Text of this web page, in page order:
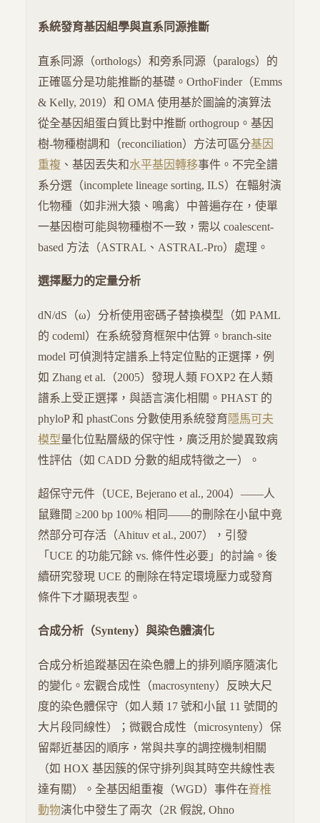
系統發育基因組學與直系同源推斷
直系同源（orthologs）和旁系同源（paralogs）的
正確區分是功能推斷的基礎。OrthoFinder（Emms
& Kelly, 2019）和 OMA 使用基於圖論的演算法
從全基因組蛋白質比對中推斷 orthogroup。基因
樹-物種樹調和（reconciliation）方法可區分基因
重複 、基因丟失和水平基因轉移事件。不完全譜
系分選（incomplete lineage sorting, ILS）在輻射演
化物種（如非洲大猿、鳴禽）中普遍存在，使單
一基因樹可能與物種樹不一致，需以 coalescent-
based 方法（ASTRAL、ASTRAL-Pro）處理。
選擇壓力的定量分析
dN/dS（ω）分析使用密碼子替換模型（如 PAML
的 codeml）在系統發育框架中估算。branch-site
model 可偵測特定譜系上特定位點的正選擇，例
如 Zhang et al.（2005）發現人類 FOXP2 在人類
譜系上受正選擇，與語言演化相關。PHAST 的
phyloP 和 phastCons 分數使用系統發育 隱馬可夫
模型量化位點層級的保守性，廣泛用於變異致病
性評估（如 CADD 分數的組成特徵之一）。
超保守元件（UCE, Bejerano et al., 2004）——人
鼠雞間 ≥200 bp 100% 相同——的刪除在小鼠中竟
然部分可存活（Ahituv et al., 2007），引發
「UCE 的功能冗餘 vs. 條件性必要」的討論。後
續研究發現 UCE 的刪除在特定環境壓力或發育
條件下才顯現表型。
合成分析（Synteny）與染色體演化
合成分析追蹤基因在染色體上的排列順序隨演化
的變化。宏觀合成性（macrosynteny）反映大尺
度的染色體保守（如人類 17 號和小鼠 11 號間的
大片段同線性）；微觀合成性（microsynteny）保
留鄰近基因的順序，常與共享的調控機制相關
（如 HOX 基因簇的保守排列與其時空共線性表
達有關）。全基因組重複（WGD）事件在脊椎
動物演化中發生了兩次（2R 假說, Ohno